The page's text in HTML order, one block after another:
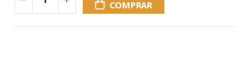
COMPRAR